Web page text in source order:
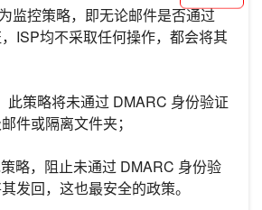
监控策略，即无论邮件是否通过
ISP均不采取任何操作，都会将其
此策略将未通过 DMARC 身份验证
件或隔离文件夹；
略，阻止未通过 DMARC 身份验
发回，这也最安全的政策。